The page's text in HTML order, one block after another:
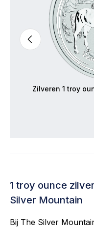
Zilveren 1 troy
1 troy ounce
Silver Mountain
Bij The Silver